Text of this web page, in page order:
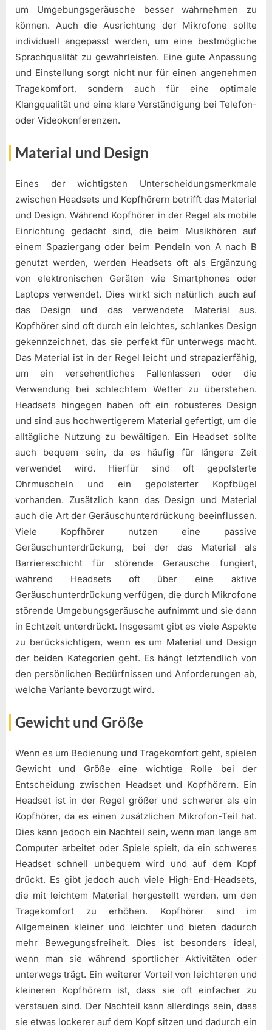
um Umgebungsgeräusche besser wahrnehmen zu
können. Auch die Ausrichtung der Mikrofone sollte
individuell angepasst werden, um eine bestmögliche
Sprachqualität zu gewährleisten. Eine gute Anpassung
und Einstellung sorgt nicht nur für einen angenehmen
Tragekomfort, sondern auch für eine optimale
Klangqualität und eine klare Verständigung bei Telefon-
oder Videokonferenzen.
Material und Design
Eines der wichtigsten Unterscheidungsmerkmale
zwischen Headsets und Kopfhörern betrifft das Material
und Design. Während Kopfhörer in der Regel als mobile
Einrichtung gedacht sind, die beim Musikhören auf
einem Spaziergang oder beim Pendeln von A nach B
genutzt werden, werden Headsets oft als Ergänzung
von elektronischen Geräten wie Smartphones oder
Laptops verwendet. Dies wirkt sich natürlich auch auf
das Design und das verwendete Material aus.
Kopfhörer sind oft durch ein leichtes, schlankes Design
gekennzeichnet, das sie perfekt für unterwegs macht.
Das Material ist in der Regel leicht und strapazierfähig,
um ein versehentliches Fallenlassen oder die
Verwendung bei schlechtem Wetter zu überstehen.
Headsets hingegen haben oft ein robusteres Design
und sind aus hochwertigerem Material gefertigt, um die
alltägliche Nutzung zu bewältigen. Ein Headset sollte
auch bequem sein, da es häufig für längere Zeit
verwendet wird. Hierfür sind oft gepolsterte
Ohrmuscheln und ein gepolsterter Kopfbügel
vorhanden. Zusätzlich kann das Design und Material
auch die Art der Geräuschunterdrückung beeinflussen.
Viele Kopfhörer nutzen eine passive
Geräuschunterdrückung, bei der das Material als
Barriereschicht für störende Geräusche fungiert,
während Headsets oft über eine aktive
Geräuschunterdrückung verfügen, die durch Mikrofone
störende Umgebungsgeräusche aufnimmt und sie dann
in Echtzeit unterdrückt. Insgesamt gibt es viele Aspekte
zu berücksichtigen, wenn es um Material und Design
der beiden Kategorien geht. Es hängt letztendlich von
den persönlichen Bedürfnissen und Anforderungen ab,
welche Variante bevorzugt wird.
Gewicht und Größe
Wenn es um Bedienung und Tragekomfort geht, spielen
Gewicht und Größe eine wichtige Rolle bei der
Entscheidung zwischen Headset und Kopfhörern. Ein
Headset ist in der Regel größer und schwerer als ein
Kopfhörer, da es einen zusätzlichen Mikrofon-Teil hat.
Dies kann jedoch ein Nachteil sein, wenn man lange am
Computer arbeitet oder Spiele spielt, da ein schweres
Headset schnell unbequem wird und auf dem Kopf
drückt. Es gibt jedoch auch viele High-End-Headsets,
die mit leichtem Material hergestellt werden, um den
Tragekomfort zu erhöhen. Kopfhörer sind im
Allgemeinen kleiner und leichter und bieten dadurch
mehr Bewegungsfreiheit. Dies ist besonders ideal,
wenn man sie während sportlicher Aktivitäten oder
unterwegs trägt. Ein weiterer Vorteil von leichteren und
kleineren Kopfhörern ist, dass sie oft einfacher zu
verstauen sind. Der Nachteil kann allerdings sein, dass
sie etwas lockerer auf dem Kopf sitzen und dadurch ein